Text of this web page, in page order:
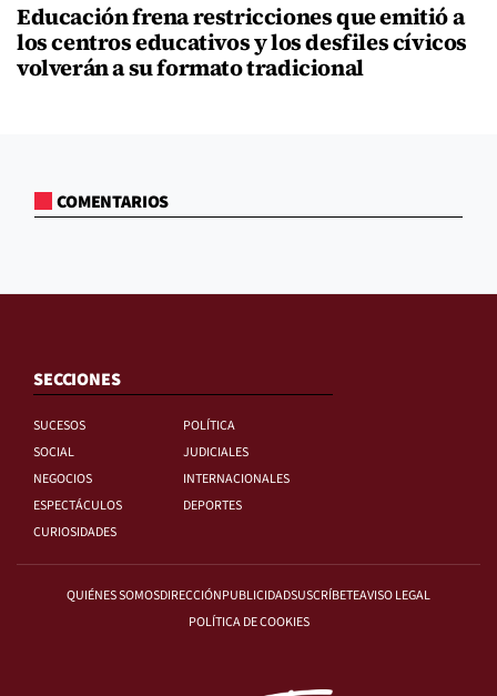
Educación frena restricciones que emitió a
los centros educativos y los desfiles cívicos
volverán a su formato tradicional
COMENTARIOS
SECCIONES
SUCESOS
POLÍTICA
SOCIAL
JUDICIALES
NEGOCIOS
INTERNACIONALES
ESPECTÁCULOS
DEPORTES
CURIOSIDADES
QUIÉNES SOMOSDIRECCIÓNPUBLICIDADSUSCRÍBETEAVISO LEGAL
POLÍTICA DE COOKIES